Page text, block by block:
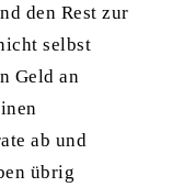
den Rest zur
selbst
Geld an
ab und
übrig